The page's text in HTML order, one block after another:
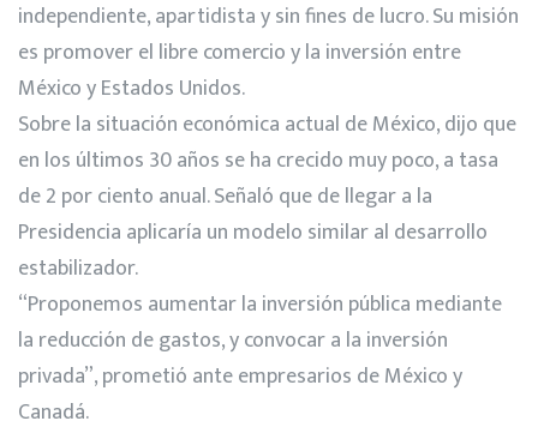
independiente, apartidista y sin fines de lucro. Su misión
es promover el libre comercio y la inversión entre
México y Estados Unidos.
Sobre la situación económica actual de México, dijo que
en los últimos 30 años se ha crecido muy poco, a tasa
de 2 por ciento anual. Señaló que de llegar a la
Presidencia aplicaría un modelo similar al desarrollo
estabilizador.
“Proponemos aumentar la inversión pública mediante
la reducción de gastos, y convocar a la inversión
privada”, prometió ante empresarios de México y
Canadá.